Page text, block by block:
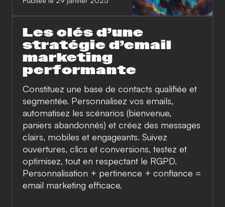
Les clés d’une
stratégie d’email
marketing
performante
Constituez une base de contacts qualifiée et
segmentée. Personnalisez vos emails,
automatisez les scénarios (bienvenue,
paniers abandonnés) et créez des messages
clairs, mobiles et engageants. Suivez
ouvertures, clics et conversions, testez et
optimisez, tout en respectant le RGPD.
Personnalisation + pertinence + confiance =
email marketing efficace.